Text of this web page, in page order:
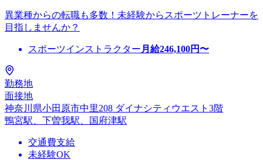
異業種からの転職も多数！未経験からスポーツトレーナーを
目指しませんか？
スポーツインストラクター 月給246,100円〜
勤務地
面接地
神奈川県小田原市中里208 ダイナシティウエスト3階
鴨宮駅、下曽我駅、国府津駅
交通費支給
未経験OK